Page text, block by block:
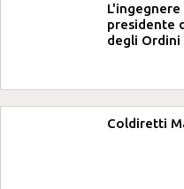
presidente
degli Ordini
Coldiretti